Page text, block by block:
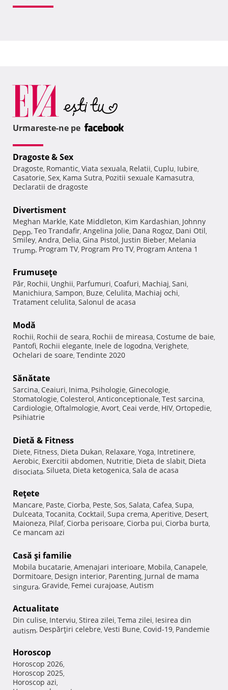
Urmareste-ne pe
Dragoste & Sex
Dragoste, Romantic, Viata sexuala, Relatii, Cuplu, Iubire,
Casatorie, Sex, Kama Sutra, Pozitii sexuale Kamasutra,
Declaratii de dragoste
Divertisment
Meghan Markle, Kate Middleton, Kim Kardashian, Johnny
Depp, Teo Trandafir, Angelina Jolie, Dana Rogoz, Dani Otil,
Smiley, Andra, Delia, Gina Pistol, Justin Bieber, Melania
Trump, Program TV, Program Pro TV, Program Antena 1
Frumuseţe
Păr, Rochii, Unghii, Parfumuri, Coafuri, Machiaj, Sani,
Manichiura, Sampon, Buze, Celulita, Machiaj ochi,
Tratament celulita, Salonul de acasa
Modă
Rochii, Rochii de seara, Rochii de mireasa, Costume de baie,
Pantofi, Rochii elegante, Inele de logodna, Verighete,
Ochelari de soare, Tendinte 2020
Sănătate
Sarcina, Ceaiuri, Inima, Psihologie, Ginecologie,
Stomatologie, Colesterol, Anticonceptionale, Test sarcina,
Cardiologie, Oftalmologie, Avort, Ceai verde, HIV, Ortopedie,
Psihiatrie
Dietă & Fitness
Diete, Fitness, Dieta Dukan, Relaxare, Yoga, Intretinere,
Aerobic, Exercitii abdomen, Nutritie, Dieta de slabit, Dieta
disociata, Silueta, Dieta ketogenica, Sala de acasa
Reţete
Mancare, Paste, Ciorba, Peste, Sos, Salata, Cafea, Supa,
Dulceata, Tocanita, Cocktail, Supa crema, Aperitive, Desert,
Maioneza, Pilaf, Ciorba perisoare, Ciorba pui, Ciorba burta,
Ce mancam azi
Casă şi familie
Mobila bucatarie, Amenajari interioare, Mobila, Canapele,
Dormitoare, Design interior, Parenting, Jurnal de mama
singura, Gravide, Femei curajoase, Autism
Actualitate
Din culise, Interviu, Stirea zilei, Tema zilei, Iesirea din
autism, Despărţiri celebre, Vesti Bune, Covid-19, Pandemie
Horoscop
Horoscop 2026,
Horoscop 2025,
Horoscop azi,